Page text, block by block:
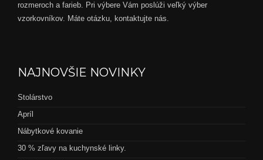
rozmeroch a farieb. Pri výbere Vám poslúži veľký výber
vzorkovníkov. Máte otázku, kontaktujte nás.
NAJNOVŠIE NOVINKY
Stolárstvo
Apríl
Nábytkové kovanie
30 % zľavy na kuchynské linky.